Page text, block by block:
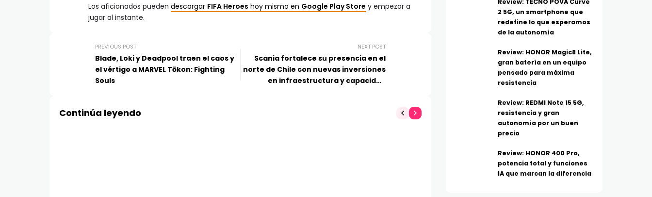
Los aficionados pueden descargar FIFA Heroes hoy mismo en Google Play Store y empezar a
jugar al instante.
PREVIOUS POST
Blade, Loki y Deadpool traen el caos y
el vértigo a MARVEL Tōkon: Fighting
Souls
NEXT POST
Scania fortalece su presencia en el
norte de Chile con nuevas inversiones
en infraestructura y capacidad
Continúa leyendo
Review: TECNO POVA Curve
2 5G, un smartphone que
redefine lo que esperamos
de la autonomía
Review: HONOR Magic8 Lite,
gran batería en un equipo
pensado para máxima
resistencia
Review: REDMI Note 15 5G,
resistencia y gran
autonomía por un buen
precio
Review: HONOR 400 Pro,
potencia total y funciones
IA que marcan la diferencia